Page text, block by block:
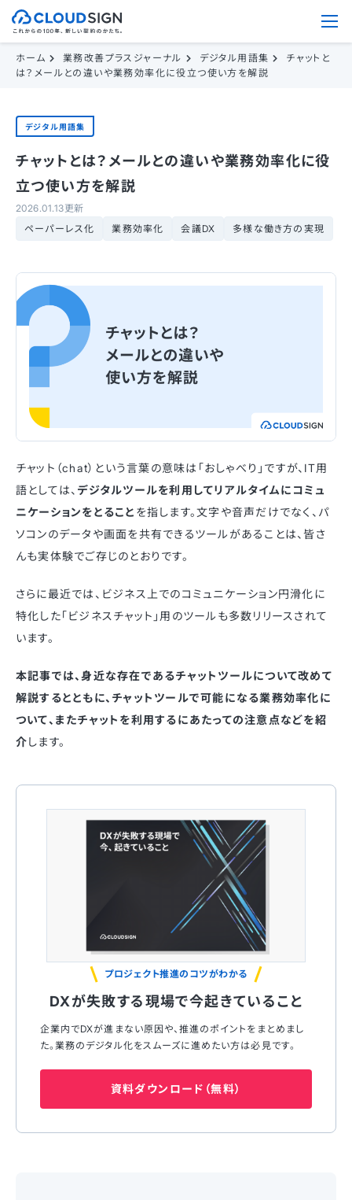
ホーム 業務改善プラスジャーナル デジタル用語集
チャットと
は？メールとの違いや業務効率化に役立つ使い方を解説
デジタル用語集
チャットとは？メールとの違いや業務効率化に役
立つ使い方を解説
2026.01.13更新
ペーパーレス化
業務効率化 会議DX 多様な働き方の実現
チャット（chat）という言葉の意味は「おしゃべり」ですが、IT用
語としては、 デジタルツールを利用してリアルタイムにコミュ
ニケーションをとること を指します。文字や音声だけでなく、パ
ソコンのデータや画面を共有できるツールがあることは、皆さ
んも実体験でご存じのとおりです。
さらに最近では、ビジネス上でのコミュニケーション円滑化に
特化した「ビジネスチャット」用のツールも多数リリースされて
います。
本記事では、身近な存在であるチャットツールについて改めて
解説するとともに、チャットツールで可能になる業務効率化に
ついて、またチャットを利用するにあたっての注意点などを紹
介します。
プロジェクト推進のコツがわかる
DXが失敗する現場で今起きていること
企業内でDXが進まない原因や、推進のポイントをまとめまし
た。業務のデジタル化をスムーズに進めたい方は必見です。
資料ダウンロード（無料）